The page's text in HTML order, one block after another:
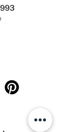
de oferta